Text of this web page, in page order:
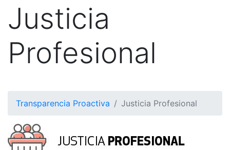
Justicia
Profesional
Transparencia Proactiva Justicia Profesional